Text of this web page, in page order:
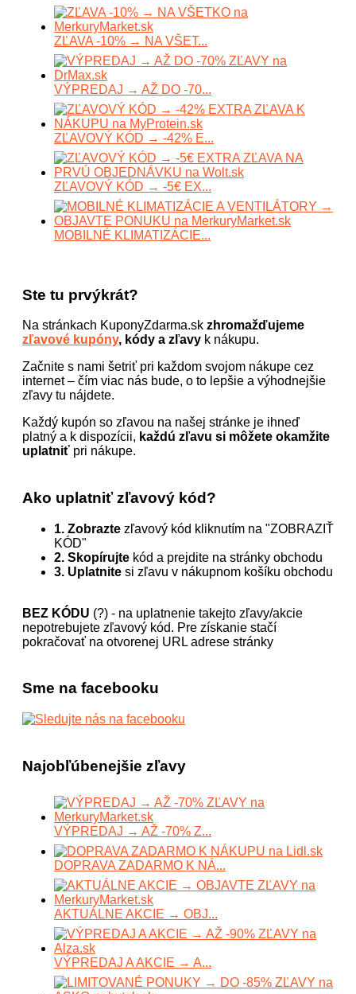
ZĽAVA -10% → NA VŠET...
VÝPREDAJ → AŽ DO -70...
ZĽAVOVÝ KÓD → -42% E...
ZĽAVOVÝ KÓD → -5€ EX...
MOBILNÉ KLIMATIZÁCIE...
Ste tu prvýkrát?
Na stránkach KuponyZdarma.sk zhromažďujeme
zľavové kupóny, kódy a zľavy k nákupu.
Začnite s nami šetriť pri každom svojom nákupe cez
internet – čím viac nás bude, o to lepšie a výhodnejšie
zľavy tu nájdete.
Každý kupón so zľavou na našej stránke je ihneď
platný a k dispozícii, každú zľavu si môžete okamžite
uplatniť pri nákupe.
Ako uplatniť zľavový kód?
1. Zobrazte zľavový kód kliknutím na "ZOBRAZIŤ
KÓD"
2. Skopírujte kód a prejdite na stránky obchodu
3. Uplatnite si zľavu v nákupnom košíku obchodu
BEZ KÓDU (?) - na uplatnenie takejto zľavy/akcie
nepotrebujete zľavový kód. Pre získanie stačí
pokračovať na otvorenej URL adrese stránky
Sme na facebooku
Najobľúbenejšie zľavy
VÝPREDAJ → AŽ -70% Z...
DOPRAVA ZADARMO K NÁ...
AKTUÁLNE AKCIE → OBJ...
VÝPREDAJ A AKCIE → A...